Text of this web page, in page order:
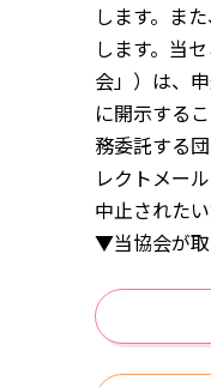
します。ま
します。当
会」）は、
に開示する
務委託する
レクトメー
中止された
▼当協会が取